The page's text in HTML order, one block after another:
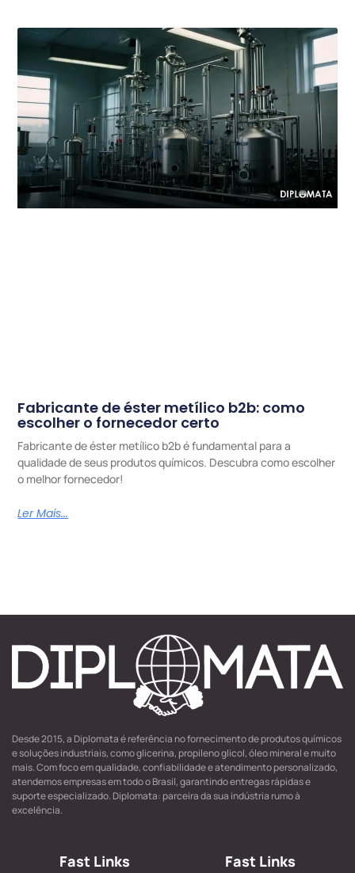
Fabricante de éster metílico b2b: como
escolher o fornecedor certo
Fabricante de éster metílico b2b é fundamental para a
qualidade de seus produtos químicos. Descubra como escolher
o melhor fornecedor!
Ler Mais...
Desde 2015, a Diplomata é referência no fornecimento de produtos químicos
e soluções industriais, como glicerina, propileno glicol, óleo mineral e muito
mais. Com foco em qualidade, confiabilidade e atendimento personalizado,
atendemos empresas em todo o Brasil, garantindo entregas rápidas e
suporte especializado. Diplomata: parceira da sua indústria rumo à
excelência.
Fast Links Fast Links